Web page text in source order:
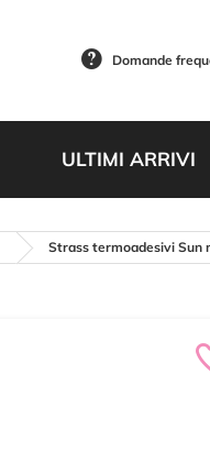
Domande
ULTIMI ARRIVI
Strass termoadesivi Sun